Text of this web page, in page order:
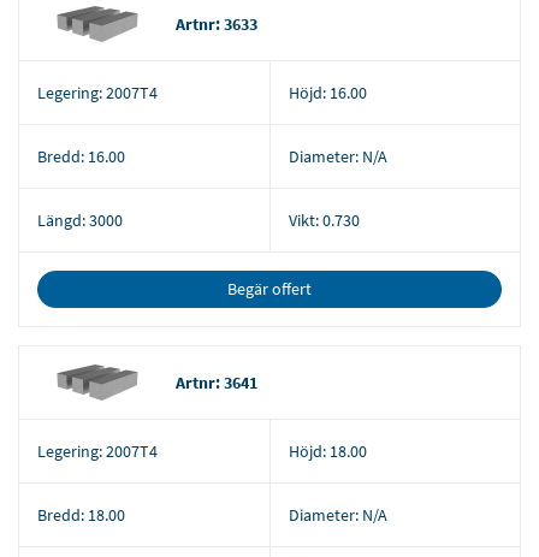
Artnr: 3633
Legering:2007T4 Höjd: 16.00
Bredd: 16.00 Diameter: N/A
Längd:3000 Vikt:0.730
Begär offert
Artnr: 3641
Legering:2007T4 Höjd: 18.00
Bredd: 18.00 Diameter: N/A